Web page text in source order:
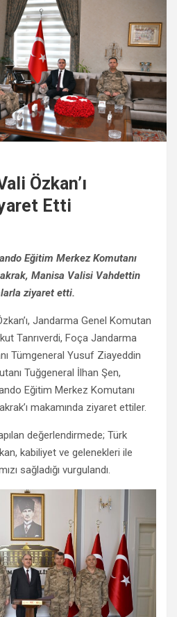
Özkan’ı
Etti
Eğitim Merkez Komutanı
Manisa Valisi Vahdettin
ziyaret etti.
Jandarma Genel Komutan
Tanrıverdi, Foça Jandarma
Tümgeneral Yusuf Ziayeddin
Tuğgeneral İlhan Şen,
Eğitim Merkez Komutanı
makamında ziyaret ettiler.
değerlendirmede; Türk
kabiliyet ve gelenekleri ile
sağladığı vurgulandı.